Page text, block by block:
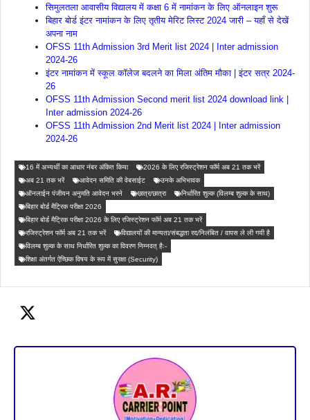
सिमुलतला आवासीय विद्यालय में कक्षा 6 में नामांकन के लिए ऑनलाइन शुरू
बिहार बोर्ड इंटर नामांकन के लिए तृतीय मेरिट लिस्ट 2024 जारी – यहाँ से देखें
अपना नाम
OFSS 11th Admission 3rd Merit list 2024 | Inter admission
2024-26
इंटर नामांकन में स्कूल कॉलेज बदलने का मिला अंतिम मौका | इंटर सत्र 2024-
26
OFSS 11th Admission Second merit list 2024 download link |
Inter admission 2024-26
OFSS 11th Admission 2nd Merit list 2024 | Inter admission
2024-26
16 में अभ्यर्थी का आधार नंबर अंकित किया
2026 के लिए रजिस्ट्रेशन फॉर्म अब 21 तक भरें
अब 21 तक भरें
आवेदन समिति की वेबसाईट
उनके अभिभावक
ऑनलाईन पंजीयन अनुमति आवेदन भरने
छात्र/छात्रा
निर्धारित शुल्क (विलम्ब शुल्क के साथ)
बिहार बोर्ड मैट्रिक परीक्षा 2026
बिहार बोर्ड मैट्रिक परीक्षा 2026 के लिए रजिस्ट्रेशन फॉर्म अब 21 तक भरें
रजिस्ट्रेशन फॉर्म अब 21 तक भरें
विद्यालयों की मान्यता/संबद्धता रद/निलंबित / वापस ले ली गयी है
विलम्ब शुल्क के साथ निर्धारित शुल्क का विवरण निम्नवत् हैः-
शिक्षा अंतर्गत ऐच्छिक विषय के रूप में सुरक्षा (Security)